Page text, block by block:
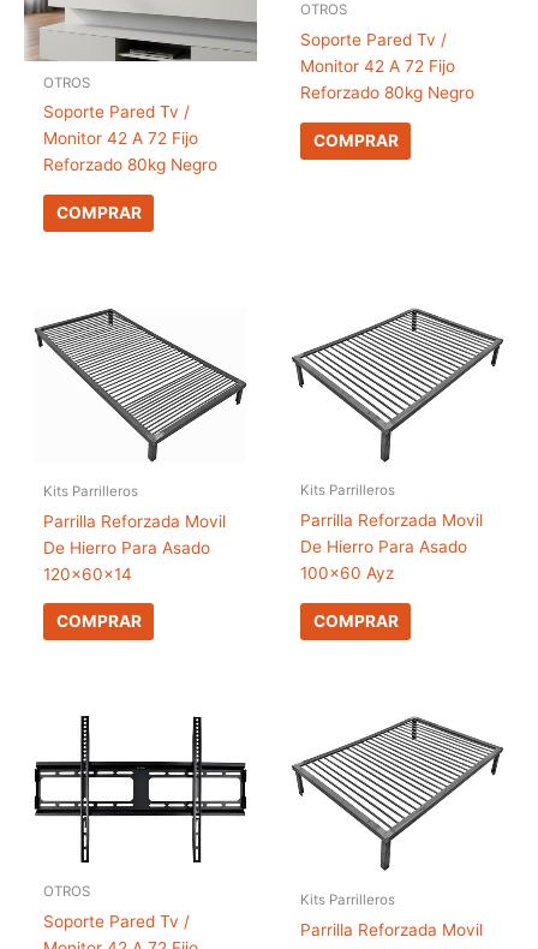
OTROS
Soporte Pared Tv /
Monitor 42 A 72 Fijo
Reforzado 80kg Negro
COMPRAR
OTROS
Soporte Pared Tv /
Monitor 42 A 72 Fijo
Reforzado 80kg Negro
COMPRAR
Kits Parrilleros
Parrilla Reforzada Movil
De Hierro Para Asado
120x60x14
COMPRAR
Kits Parrilleros
Parrilla Reforzada Movil
De Hierro Para Asado
100×60 Ayz
COMPRAR
OTROS
Soporte Pared Tv /
Kits Parrilleros
Parrilla Reforzada Movil